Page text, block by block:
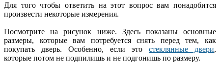
Для того чтобы ответить на этот вопрос вам понадобится
произвести некоторые измерения.
Посмотрите на рисунок ниже. Здесь показаны основные
размеры, которые вам потребуется снять перед тем, как
покупать дверь. Особенно, если это стеклянные двери,
которые потом не подпилишь и не подгонишь по размеру.